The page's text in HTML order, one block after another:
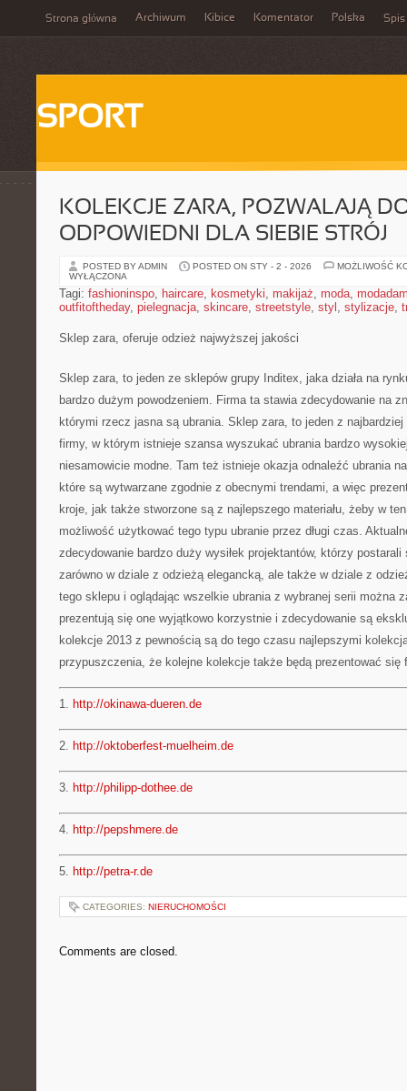
Strona główna Archiwum Kibice Komentator Polska Spis
SPORT
KOLEKCJE ZARA, POZWALAJĄ
ODPOWIEDNI DLA SIEBIE STRÓJ
POSTED BY ADMIN POSTED ON STY - 2 - 2026
MOŻLIWOŚĆ
WYŁĄCZONA
Tagi: fashioninspo, haircare, kosmetyki, makijaż, moda,
outfitoftheday, pielegnacja, skincare, streetstyle, styl , stylizacje,
Sklep zara, oferuje odzież najwyższej jakości
Sklep zara, to jeden ze sklepów grupy Inditex, jaka działa na
bardzo dużym powodzeniem. Firma ta stawia zdecydowanie na
którymi rzecz jasna są ubrania. Sklep zara, to jeden z
firmy, w którym istnieje szansa wyszukać ubrania bardzo
niesamowicie modne. Tam też istnieje okazja odnaleźć ubrania
które są wytwarzane zgodnie z obecnymi trendami, a więc
kroje, jak także stworzone są z najlepszego materiału, żeby w
możliwość użytkować tego typu ubranie przez długi czas.
zdecydowanie bardzo duży wysiłek projektantów, którzy
zarówno w dziale z odzieżą elegancką, ale także w dziale z
tego sklepu i oglądając wszelkie ubrania z wybranej serii można
prezentują się one wyjątkowo korzystnie i zdecydowanie są
kolekcje 2013 z pewnością są do tego czasu najlepszymi
przypuszczenia, że kolejne kolekcje także będą prezentować się
1. http://okinawa-dueren.de
2. http://oktoberfest-muelheim.de
3. http://philipp-dothee.de
4. http://pepshmere.de
5. http://petra-r.de
CATEGORIES: NIERUCHOMOŚCI
Comments are closed.